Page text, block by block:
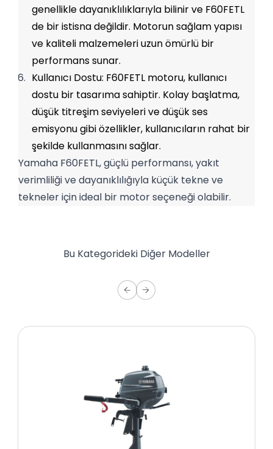
genellikle dayanıklılıklarıyla bilinir ve F60FETL
de bir istisna değildir. Motorun sağlam yapısı
ve kaliteli malzemeleri uzun ömürlü bir
performans sunar.
Kullanıcı Dostu: F60FETL motoru, kullanıcı
dostu bir tasarıma sahiptir. Kolay başlatma,
düşük titreşim seviyeleri ve düşük ses
emisyonu gibi özellikler, kullanıcıların rahat bir
şekilde kullanmasını sağlar.
Yamaha F60FETL, güçlü performansı, yakıt
verimliliği ve dayanıklılığıyla küçük tekne ve
tekneler için ideal bir motor seçeneği olabilir.
Bu Kategorideki Diğer Modeller